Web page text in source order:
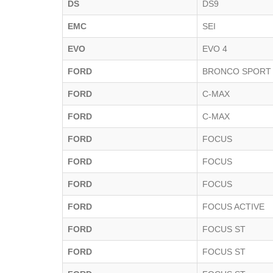
DS DS9
EMC SEI
EVO EVO 4
FORD BRONCO SPORT
FORD C-MAX
FORD C-MAX
FORD FOCUS
FORD FOCUS
FORD FOCUS
FORD FOCUS ACTIVE
FORD FOCUS ST
FORD FOCUS ST